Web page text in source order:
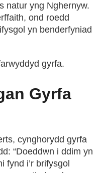
natur yng Nghernyw.
ond roedd
yn benderfyniad
gyrfa.
Gyrfa
cynghorydd gyrfa
“Doeddwn i ddim yn
fynd i’r brifysgol